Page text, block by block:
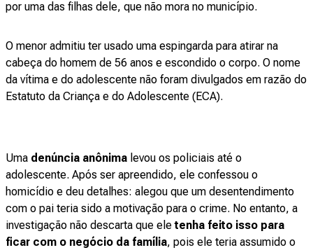
por uma das filhas dele, que não mora no município.
O menor admitiu ter usado uma espingarda para atirar na
cabeça do homem de 56 anos e escondido o corpo. O nome
da vítima e do adolescente não foram divulgados em razão do
Estatuto da Criança e do Adolescente (ECA).
Uma denúncia anônima levou os policiais até o
adolescente. Após ser apreendido, ele confessou o
homicídio e deu detalhes: alegou que um desentendimento
com o pai teria sido a motivação para o crime. No entanto, a
investigação não descarta que eletenha feito isso para
ficar com o negócio da família, pois ele teria assumido o